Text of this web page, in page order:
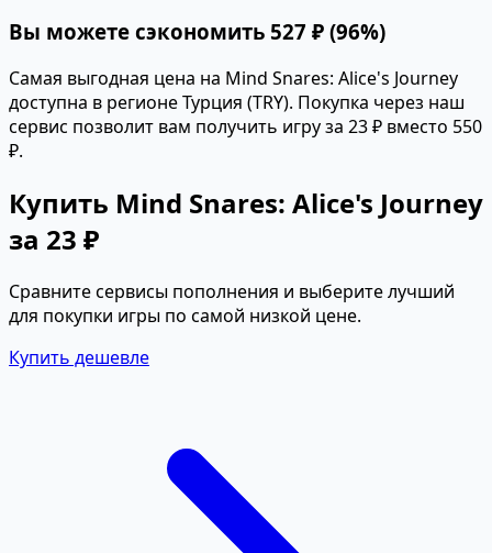
Вы можете сэкономить 527 ₽ (96%)
Самая выгодная цена на Mind Snares: Alice's Journey
доступна в регионе Турция (TRY). Покупка через наш
сервис позволит вам получить игру за 23 ₽ вместо 550
₽.
Купить Mind Snares: Alice's Journey
за 23 ₽
Сравните сервисы пополнения и выберите лучший
для покупки игры по самой низкой цене.
Купить дешевле